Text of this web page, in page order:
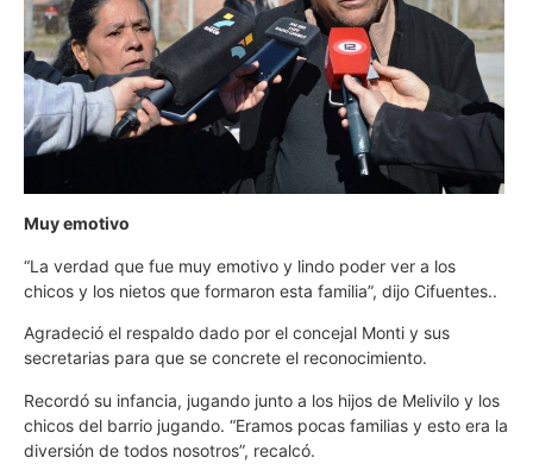
Muy emotivo
“La verdad que fue muy emotivo y lindo poder ver a los
chicos y los nietos que formaron esta familia”, dijo Cifuentes..
Agradeció el respaldo dado por el concejal Monti y sus
secretarias para que se concrete el reconocimiento.
Recordó su infancia, jugando junto a los hijos de Melivilo y los
chicos del barrio jugando. “Eramos pocas familias y esto era la
diversión de todos nosotros”, recalcó.